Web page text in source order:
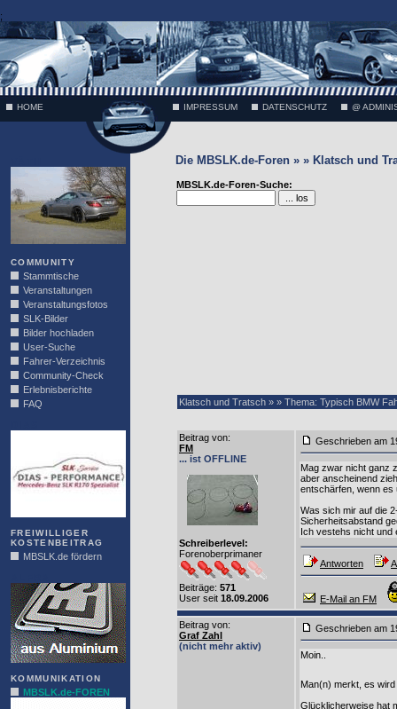
;
HOME IMPRESSUM DATENSCHUTZ @
COMMUNITY
Stammtische
Veranstaltungen
Veranstaltungsfotos
SLK-Bilder
Bilder hochladen
User-Suche
Fahrer-Verzeichnis
Community-Check
Erlebnisberichte
FAQ
FREIWILLIGER
KOSTENBEITRAG
MBSLK.de fördern
KOMMUNIKATION
MBSLK.de-FOREN
Die MBSLK.de-Foren » » Klatsch und
MBSLK.de-Foren-Suche:
Klatsch und Tratsch » » Thema: Typisch BMW
Beitrag von:
FM
... ist OFFLINE
Schreiberlevel:
Forenoberprimaner
Beiträge: 571
User seit 18.09.2006
Geschrieben am
Mag zwar nicht ganz
aber anscheinend
entschärfen, wenn es
Was sich mir auf die
Sicherheitsabstand
Ich vestehs nicht und
Antworten
E-Mail an FM
Beitrag von:
Graf Zahl
(nicht mehr aktiv)
Geschrieben am
Moin..
Man(n) merkt, es
Glücklicherweise hat